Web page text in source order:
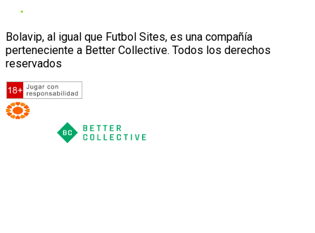
Bolavip, al igual que Futbol Sites, es una compañía
perteneciente a Better Collective. Todos los derechos
reservados